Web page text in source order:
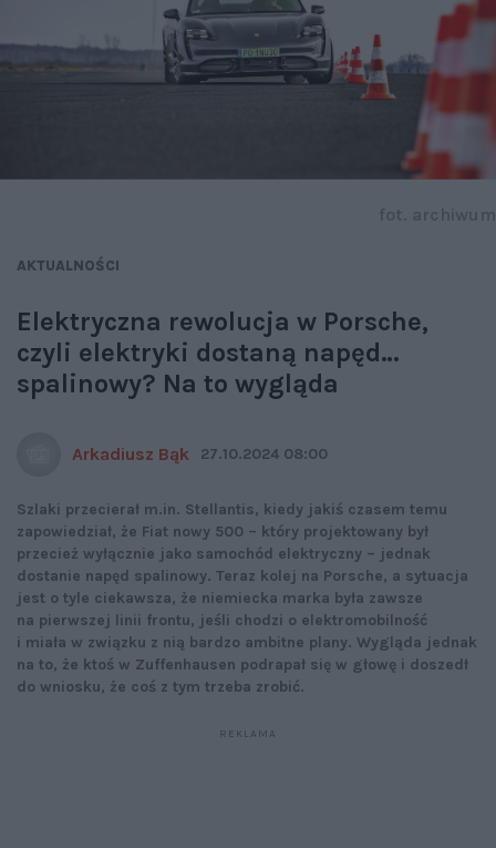
AKTUALNOŚCI
Elektryczna rewolucja w Porsche,
czyli elektryki dostaną napęd…
spalinowy? Na to wygląda
Arkadiusz Bąk 27.10.2024 08:00
Szlaki przecierał m.in. Stellantis, kiedy jakiś czasem temu
zapowiedział, że Fiat nowy 500 – który projektowany był
przecież wyłącznie jako samochód elektryczny – jednak
dostanie napęd spalinowy. Teraz kolej na Porsche, a sytuacja
jest o tyle ciekawsza, że niemiecka marka była zawsze
na pierwszej linii frontu, jeśli chodzi o elektromobilność
i miała w związku z nią bardzo ambitne plany. Wygląda jednak
na to, że ktoś w Zuffenhausen podrapał się w głowę i doszedł
do wniosku, że coś z tym trzeba zrobić.